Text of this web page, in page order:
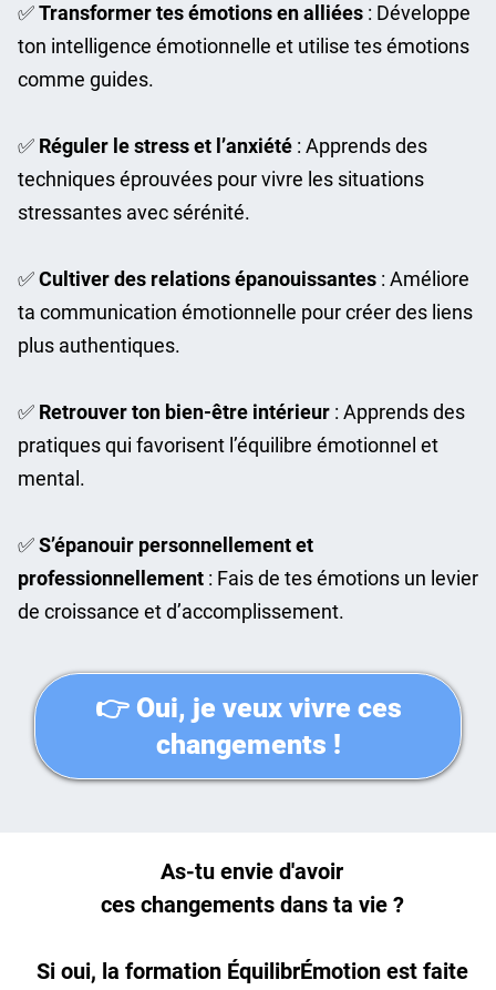
✅Transformer tes émotions en alliées : Développe
ton intelligence émotionnelle et utilise tes émotions
comme guides.
✅ Réguler le stress et l’anxiété : Apprends des
techniques éprouvées pour vivre les situations
stressantes avec sérénité.
✅Cultiver des relations épanouissantes : Améliore
ta communication émotionnelle pour créer des liens
plus authentiques.
✅ Retrouver ton bien-être intérieur : Apprends des
pratiques qui favorisent l’équilibre émotionnel et
mental.
✅S’épanouir personnellement et
professionnellement : Fais de tes émotions un levier
de croissance et d’accomplissement.
👉 Oui, je veux vivre ces
changements !
As-tu envie d'avoir
ces changements dans ta vie ?
Si oui, la formation ÉquilibrÉmotion est faite